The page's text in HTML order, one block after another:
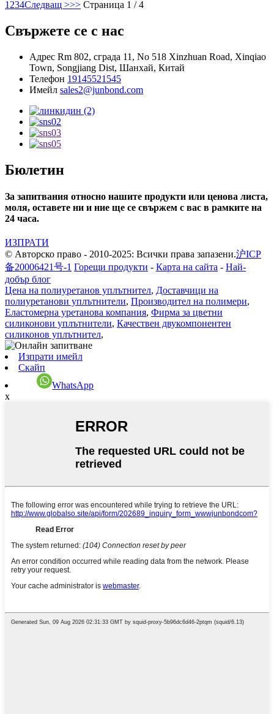
1 234Следващ >>> Страница 1 / 4
Свържете се с нас
Адрес Rm 802, сграда 11, No 518 Xinzhuan Road, Xinqiao
Town, Songjiang Dist, Шанхай, Китай
Телефон 19145521545
Имейл sales2@junbond.com
Бюлетин
За запитвания относно нашите продукти или ценова листа,
моля, оставете ни и ние ще се свържем с вас в рамките на
24 часа.
ИЗПРАТИ
© Авторско право - 2010-2025: Всички права запазени.沪ICP
备20006421号-1 Горещи продукти - Карта на сайта - Най-
добър блог
Цена на полиуретанов уплътнител, Доставчици на
полиуретанови уплътнители, Производител на полимери,
Еластомерна уретанова компания, Фирма за цветни
силиконови уплътнители, Качествен двукомпонентен
силиконов уплътнител,
Изпрати имейл
Скайп
WhatsApp
x